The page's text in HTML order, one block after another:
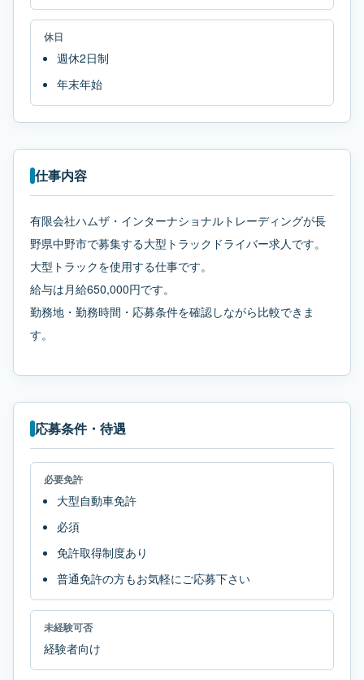
休日
週休2日制
年末年始
仕事内容
有限会社ハムザ・インターナショナルトレーディングが長
野県中野市で募集する大型トラックドライバー求人です。
大型トラックを使用する仕事です。
給与は月給650,000円です。
勤務地・勤務時間・応募条件を確認しながら比較できま
す。
応募条件・待遇
必要免許
大型自動車免許
必須
免許取得制度あり
普通免許の方もお気軽にご応募下さい
未経験可否
経験者向け